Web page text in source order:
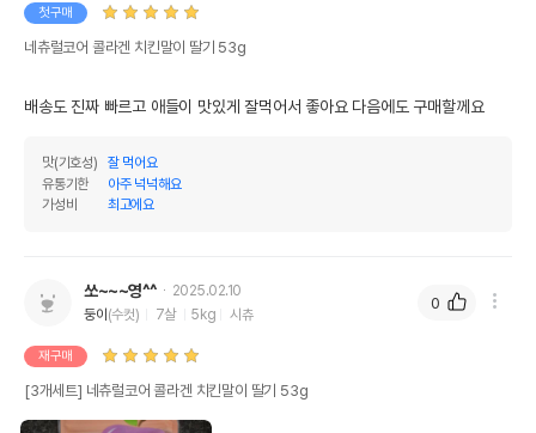
첫구매
네츄럴코어 콜라겐 치킨말이 딸기 53g
배송도 진짜 빠르고 애들이 맛있게 잘먹어서 좋아요 다음에도 구매할께요
맛(기호성)
잘 먹어요
유통기한
아주 넉넉해요
가성비
최고에요
쏘~~~영^^
2025.02.10
둥이 (수컷) 7살 5kg 시츄
재구매
[3개세트] 네츄럴코어 콜라겐 치킨말이 딸기 53g
0